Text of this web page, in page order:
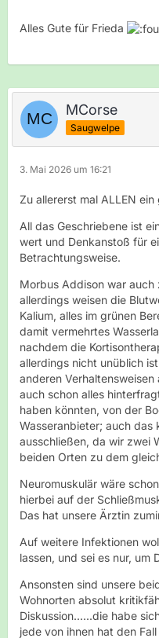
Alles Gute für Frieda
MCorse
Saugwelpe
3. Mai 2026 um 16:21
Zu allererst mal ALLEN
All das Geschriebene ist
wert und Denkanstoß für
Betrachtungsweise.
Morbus Addison war auch
allerdings weisen die
Kalium, alles im grünen
damit vermehrtes
nachdem die
allerdings nicht unüblich
anderen
auch schon alles
haben könnten, von der
Wasseranbieter; auch das
ausschließen, da wir zwei
beiden Orten zu dem
Neuromuskulär wäre
hierbei auf der
Das hat unsere Ärztin
Auf weitere Infektionen
lassen, und sei es nur, um
Ansonsten sind unsere
Wohnorten absolut
Diskussion......die habe
jede von ihnen hat den